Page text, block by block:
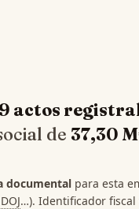
9 actos
de 37,30
documental para esta
…). Identificador